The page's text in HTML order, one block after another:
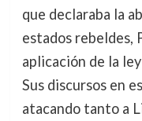
que declaraba la
estados rebeldes,
aplicación de la
Sus discursos en
atacando tanto a